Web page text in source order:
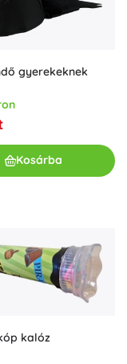
gyerekeknek
Kosárba
kalóz